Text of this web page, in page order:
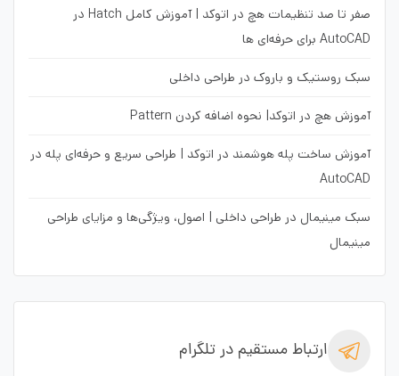
صفر تا صد تنظیمات هچ در اتوکد | آموزش کامل Hatch در
AutoCAD برای حرفه‌ای ها
سبک روستیک و باروک در طراحی داخلی
آموزش هچ در اتوکد| نحوه اضافه کردن Pattern
آموزش ساخت پله هوشمند در اتوکد | طراحی سریع و حرفه‌ای پله در
AutoCAD
سبک مینیمال در طراحی داخلی | اصول، ویژگی‌ها و مزایای طراحی
مینیمال
ارتباط مستقیم در تلگرام